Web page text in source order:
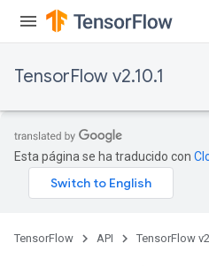
TensorFlow v2.10.1
Esta página se ha traducido con
TensorFlow API TensorFlow